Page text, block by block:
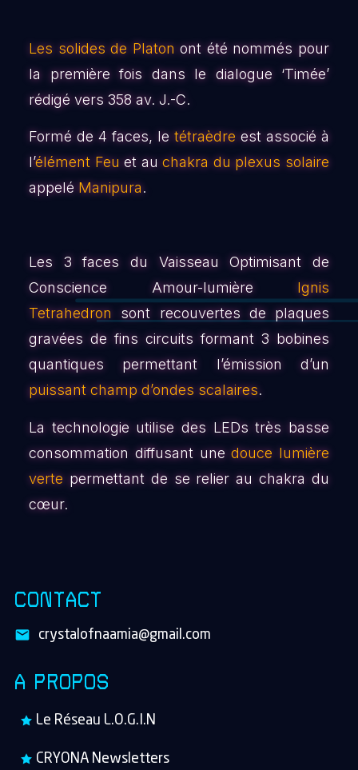
Les solides de Platon ont été nommés pour
la première fois dans le dialogue ‘Timée’
rédigé vers 358 av. J.-C.
Formé de 4 faces, le tétraèdre est associé à
l’élément Feu et auchakra du plexus solaire
appelé Manipura.
Les 3 faces du Vaisseau Optimisant de
Conscience Amour-lumière Ignis
Tetrahedron sont recouvertes de plaques
gravées de fins circuits formant 3 bobines
quantiques permettant l’émission d’un
puissant champ d’ondes scalaires.
La technologie utilise des LEDs très basse
consommation diffusant unedouce lumière
verte permettant de se relier au chakra du
cœur.
CONTACT
crystalofnaamia@gmail.com
A PROPOS
Le Réseau L.O.G.I.N
CRYONA Newsletters